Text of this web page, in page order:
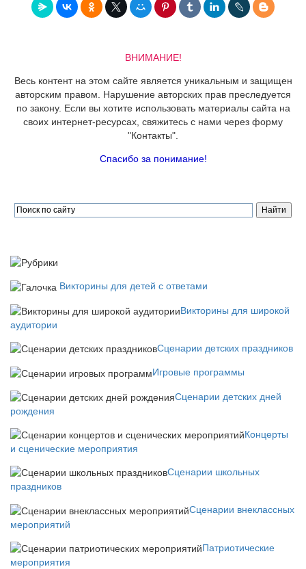
ВНИМАНИЕ!
Весь контент на этом сайте является уникальным и защищен
авторским правом. Нарушение авторских прав преследуется
по закону. Если вы хотите использовать материалы сайта на
своих интернет-ресурсах, свяжитесь с нами через форму
"Контакты".
Спасибо за понимание!
Викторины для детей с ответами
Викторины для широкой
аудитории
Сценарии детских праздников
Игровые программы
Сценарии детских дней
рождения
Концерты
и сценические мероприятия
Сценарии школьных
праздников
Сценарии внеклассных
мероприятий
Патриотические
мероприятия